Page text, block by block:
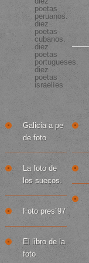
poetas
peruanos.
diez
poetas
cubanos.
diez
poetas
portugueses.
diez
poetas
israelíes
Libros frescos
Galicia a pe
de foto
La foto de
los suecos.
Foto pres´97
El libro de la
foto